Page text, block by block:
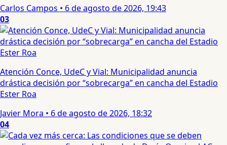
Carlos Campos • 6 de agosto de 2026, 19:43
03
Atención Conce, UdeC y Vial: Municipalidad anuncia
drástica decisión por “sobrecarga” en cancha del Estadio
Ester Roa
Javier Mora • 6 de agosto de 2026, 18:32
04